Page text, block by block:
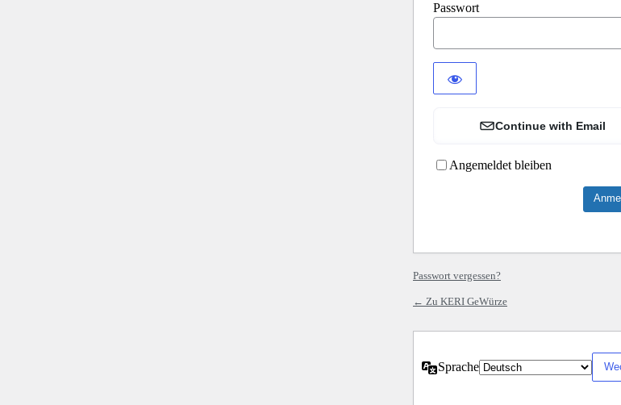
Passwort
Continue with Email
Angemeldet bleiben
Passwort vergessen?
← Zu KERI GeWürze
Sprache